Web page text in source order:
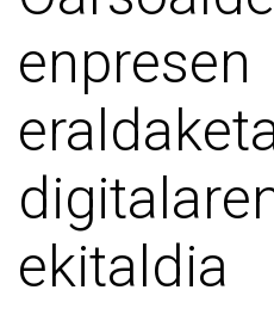
enpresen
ekitaldia